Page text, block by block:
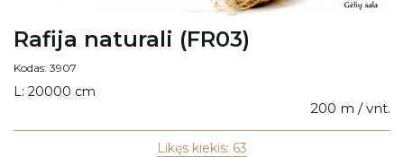
Rafija naturali (FR03)
Kodas: 3907
L: 20000 cm
200 m / vnt.
Likęs kiekis: 63